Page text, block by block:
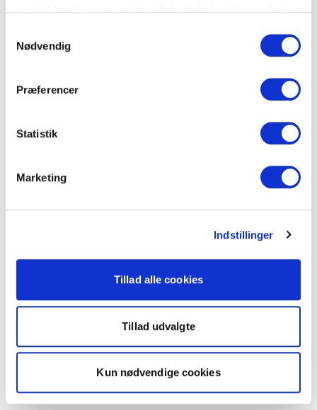
Nødvendig
Præferencer
Statistik
Marketing
Indstillinger
Tillad alle cookies
Tillad udvalgte
Kun nødvendige cookies